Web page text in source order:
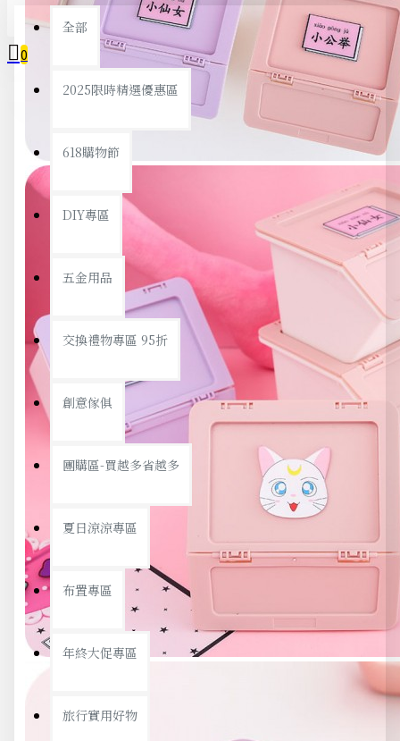
全部
2025限時精選優惠區
618購物節
DIY專區
五金用品
交換禮物專區 95折
創意傢俱
團購區-買越多省越多
夏日涼涼專區
布置專區
年終大促專區
旅行實用好物
0
您的購物車內沒有商品！